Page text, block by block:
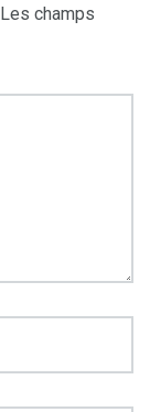
Les champs